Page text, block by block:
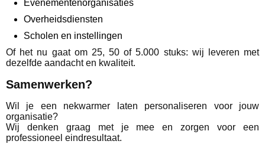
Evenementenorganisaties
Overheidsdiensten
Scholen en instellingen
Of het nu gaat om 25, 50 of 5.000 stuks: wij leveren met
dezelfde aandacht en kwaliteit.
Samenwerken?
Wil je een nekwarmer laten personaliseren voor jouw
organisatie?
Wij denken graag met je mee en zorgen voor een
professioneel eindresultaat.